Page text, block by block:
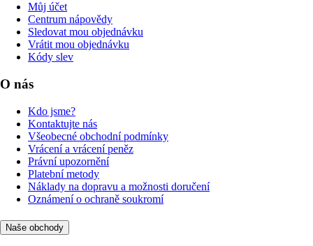
Můj účet
Centrum nápovědy
Sledovat mou objednávku
Vrátit mou objednávku
Kódy slev
O nás
Kdo jsme?
Kontaktujte nás
Všeobecné obchodní podmínky
Vrácení a vrácení peněz
Právní upozornění
Platební metody
Náklady na dopravu a možnosti doručení
Oznámení o ochraně soukromí
Naše obchody